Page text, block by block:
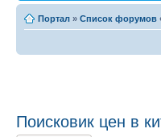
Портал » Список форумов ‹
Поисковик цен в